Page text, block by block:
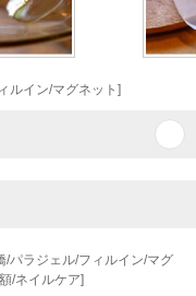
ルイン/マグネット]
パラジェル/フィルイン/マグ
/ネイルケア]